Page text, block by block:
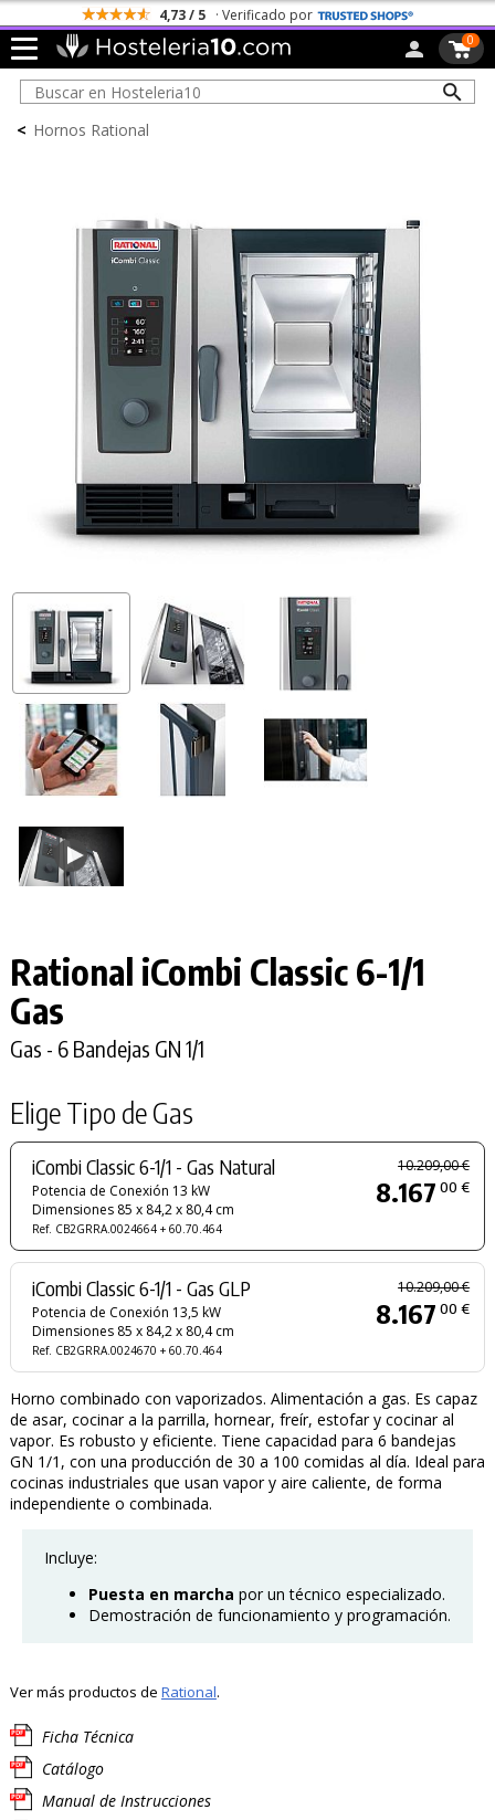
Todos los Portes son Gratis
0
< Hornos Rational
Rational iCombi Classic 6-1/1
Gas
Gas - 6 Bandejas GN 1/1
Elige Tipo de Gas
iCombi Classic 6-1/1 - Gas Natural
Potencia de Conexión 13 kW
Dimensiones 85 x 84,2 x 80,4 cm
Ref. CB2GRRA.0024664 + 60.70.464
10.209,00 €
8.167 00 €
iCombi Classic 6-1/1 - Gas GLP
Potencia de Conexión 13,5 kW
Dimensiones 85 x 84,2 x 80,4 cm
Ref. CB2GRRA.0024670 + 60.70.464
10.209,00 €
8.167 00 €
Horno combinado con vaporizados. Alimentación a gas. Es capaz
de asar, cocinar a la parrilla, hornear, freír, estofar y cocinar al
vapor. Es robusto y eficiente. Tiene capacidad para 6 bandejas
GN 1/1, con una producción de 30 a 100 comidas al día. Ideal para
cocinas industriales que usan vapor y aire caliente, de forma
independiente o combinada.
Incluye:
Puesta en marcha por un técnico especializado.
Demostración de funcionamiento y programación.
Ver más productos de Rational.
Ficha Técnica
Catálogo
Manual de Instrucciones